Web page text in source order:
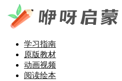
学习指南
原版教材
动画视频
阅读绘本